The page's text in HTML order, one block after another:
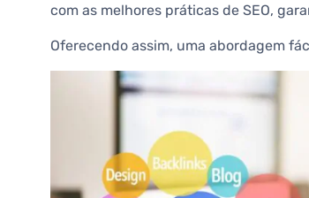
com as melhores práticas de SEO,
Oferecendo assim, uma abordagem